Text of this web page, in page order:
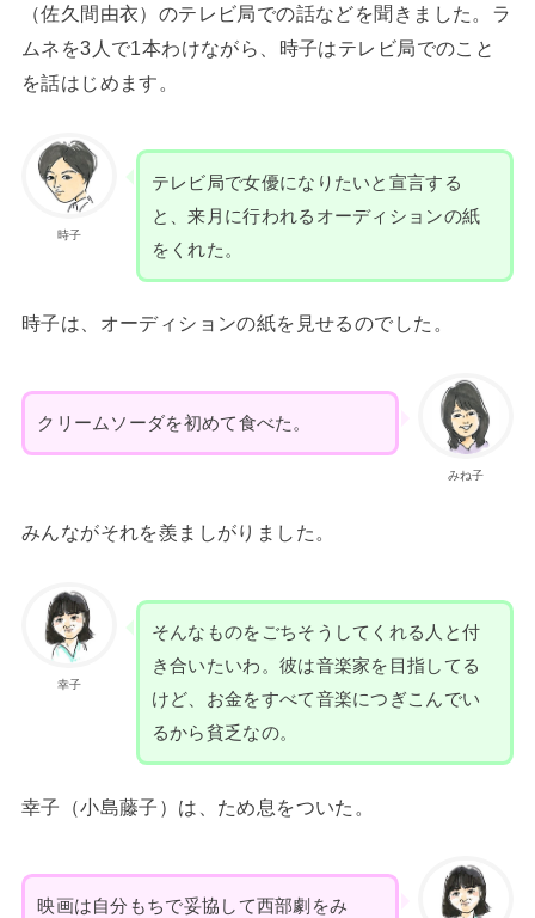
（佐久間由衣）のテレビ局での話などを聞きました。ラ
ムネを3人で1本わけながら、時子はテレビ局でのこと
を話はじめます。
時子
テレビ局で女優になりたいと宣言する
と、来月に行われるオーディションの紙
をくれた。
時子は、オーディションの紙を見せるのでした。
みね子
クリームソーダを初めて食べた。
みんながそれを羨ましがりました。
幸子
そんなものをごちそうしてくれる人と付
き合いたいわ。彼は音楽家を目指してる
けど、お金をすべて音楽につぎこんでい
るから貧乏なの。
幸子（小島藤子）は、ため息をついた。
映画は自分もちで妥協して西部劇をみ